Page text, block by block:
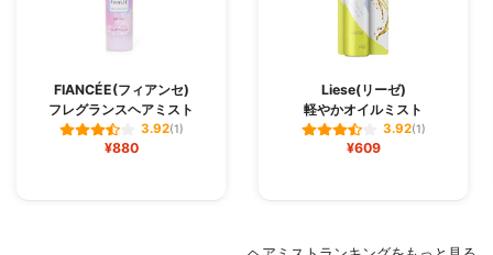
FIANCÉE(フィアンセ)
フレグランスヘアミスト
3.92(1)
¥880
Liese(リーゼ)
軽やかオイルミスト
3.92(1)
¥609